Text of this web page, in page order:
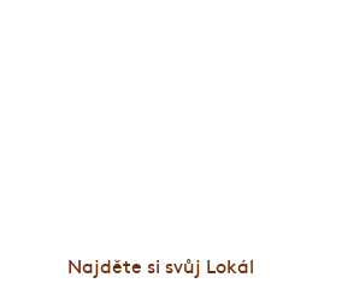
Najděte si svůj Lokál